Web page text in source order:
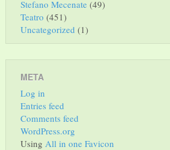
Stefano Mecenate (49)
Teatro (451)
Uncategorized (1)
META
Log in
Entries feed
Comments feed
WordPress.org
Using All in one Favicon